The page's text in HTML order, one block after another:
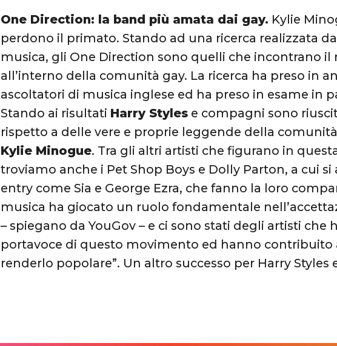
One Direction: la band più amata dai gay. Kylie
perdono il primato. Stando ad una ricerca realizzata
musica, gli One Direction sono quelli che incontrano
all’interno della comunità gay. La ricerca ha preso in
ascoltatori di musica inglese ed ha preso in esame in
Stando ai risultati Harry Styles e compagni sono
rispetto a delle vere e proprie leggende della
Kylie Minogue. Tra gli altri artisti che figurano in
troviamo anche i Pet Shop Boys e Dolly Parton, a cui
entry come Sia e George Ezra, che fanno la loro
musica ha giocato un ruolo fondamentale
– spiegano da YouGov – e ci sono stati degli artisti che
portavoce di questo movimento ed hanno contribuito
renderlo popolare”. Un altro successo per Harry Styles